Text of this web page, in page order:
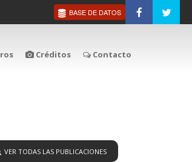
BASE DE DATOS
Créditos Contacto
VER TODAS LAS PUBLICACIONES